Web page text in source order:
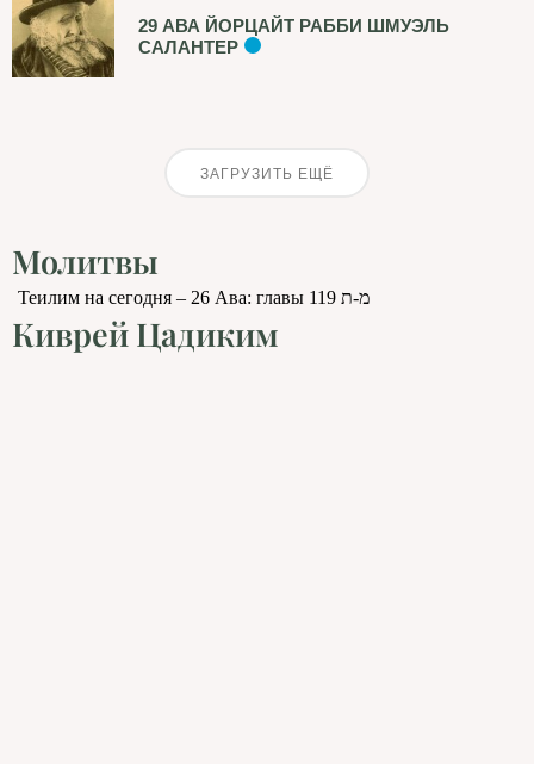
29 АВА ЙОРЦАЙТ РАББИ ШМУЭЛЬ
САЛАНТЕР
ЗАГРУЗИТЬ ЕЩЁ
Молитвы
Теилим на сегодня – 26 Ава: главы 119 מ-ת
Киврей Цадиким